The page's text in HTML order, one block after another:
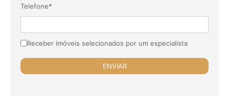
Telefone*
Receber imóveis selecionados por um especialista